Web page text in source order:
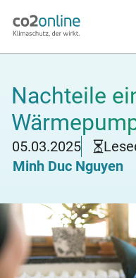
Nachteile
05.03.2025
Minh Duc Nguyen